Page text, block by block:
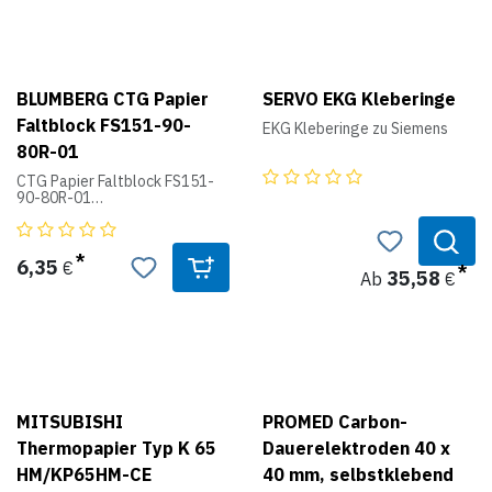
USB Stick
Lieferung mit 2
Ultraschallsonden, 1 TOKO-
Sonde, elektronischem
Ereignismarker, Gurten zur
Sondenbefestigung,
Registrierpapier,
Ultraschallgel, Netzteil
BLUMBERG CTG Papier
Faltblock FS151-90-
80R-01
CTG Papier Faltblock FS151-
90-80R-01
6,35 €
SERVO EKG Kleberinge
EKG Kleberinge zu Siemens
Ab 35,58 €
MITSUBISHI
Thermopapier Typ K 65
HM/KP65HM-CE
PROMED Carbon-
Dauerelektroden 40 x
40 mm, selbstklebend